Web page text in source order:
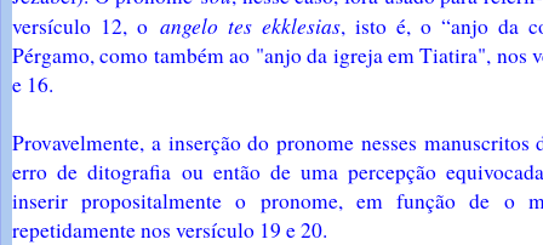
versículo 12, o angelo tes ekklesias, isto é, o “anjo da
Pérgamo, como também ao "anjo da igreja em Tiatira", nos
e 16.
Provavelmente, a inserção do pronome nesses manuscritos
erro de ditografia ou então de uma percepção
inserir propositalmente o pronome, em função de o
repetidamente nos versículo 19 e 20.